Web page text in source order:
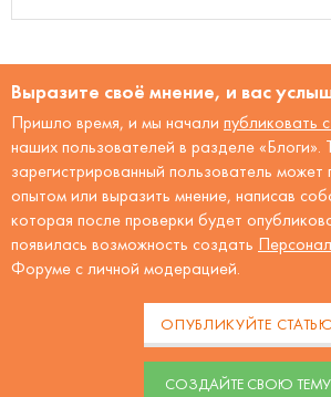
Выразите своё мнение, и вас
Пришло время, и мы начали публиковать
наших пользователей в разделе «Блоги».
зарегистрированный пользователь может
опытом или выразить мнение, написав
которая после проверки будет
появилась возможность создать
Форуме с личной модерацией.
ОПУБЛИКУЙТЕ
CОЗДАЙТЕ СВОЮ ТЕМУ